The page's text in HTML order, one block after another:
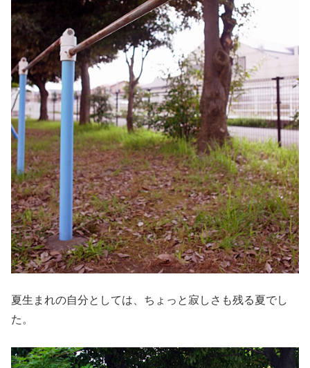
夏生まれの自分としては、ちょっと寂しさも残る夏でし
た。